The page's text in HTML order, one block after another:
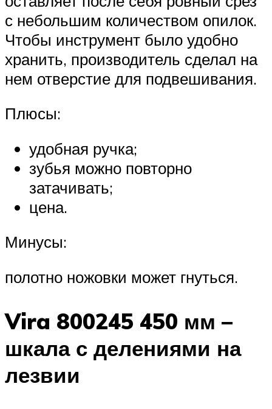
с небольшим количеством опилок.
Чтобы инструмент было удобно
хранить, производитель сделал на
нем отверстие для подвешивания.
Плюсы:
удобная ручка;
зубья можно повторно
затачивать;
цена.
Минусы:
полотно ножовки может гнуться.
Vira 800245 450 мм –
шкала с делениями на
лезвии